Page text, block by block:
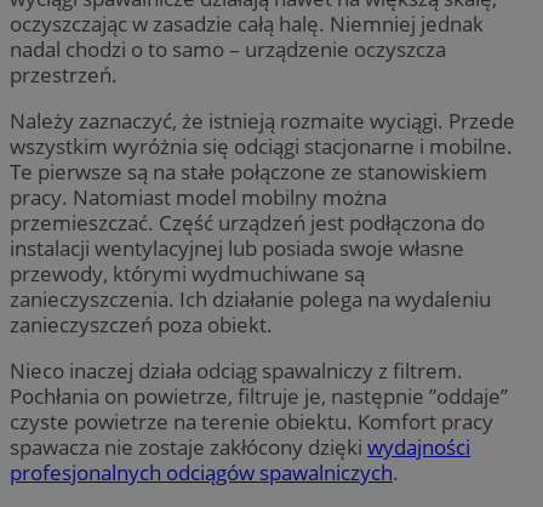
oczyszczając w zasadzie całą halę. Niemniej jednak
nadal chodzi o to samo – urządzenie oczyszcza
przestrzeń.
Należy zaznaczyć, że istnieją rozmaite wyciągi. Przede
wszystkim wyróżnia się odciągi stacjonarne i mobilne.
Te pierwsze są na stałe połączone ze stanowiskiem
pracy. Natomiast model mobilny można
przemieszczać. Część urządzeń jest podłączona do
instalacji wentylacyjnej lub posiada swoje własne
przewody, którymi wydmuchiwane są
zanieczyszczenia. Ich działanie polega na wydaleniu
zanieczyszczeń poza obiekt.
Nieco inaczej działa odciąg spawalniczy z filtrem.
Pochłania on powietrze, filtruje je, następnie ”oddaje”
czyste powietrze na terenie obiektu. Komfort pracy
spawacza nie zostaje zakłócony dzięki wydajności
profesjonalnych odciągów spawalniczych.